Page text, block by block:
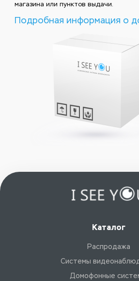
магазина или пунктов выдачи.
Подробная информация о
Каталог
Распродажа
Системы
Домофонные